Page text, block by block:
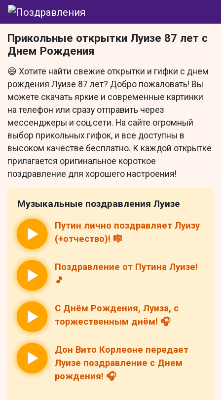
Прикольные открытки Луизе 87 лет с
Днем Рождения
😄 Хотите найти свежие открытки и гифки с днем
рождения Луизе 87 лет? Добро пожаловать! Вы
можете скачать яркие и современные картинки
на телефон или сразу отправить через
мессенджеры и соц.сети. На сайте огромный
выбор прикольных гифок, и все доступны в
высоком качестве бесплатно. К каждой открытке
прилагается оригинальное короткое
поздравление для хорошего настроения!
Музыкальные поздравления Луизе
Путин лично поздравляет Луизу
(+отчество)! 🎼
Поздравление от Путина Луизе!
🎵
С Днём Рождения, Луиза, с
торжественным днём! 🎧
Дон Вито Корлеоне передает
Луизе поздравление с Днем
рождения! 🎧